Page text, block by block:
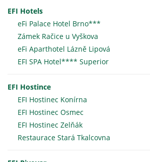
EFI Hotels
eFi Palace Hotel Brno***
Zámek Račice u Vyškova
eFi Aparthotel Lázně Lipová
EFI SPA Hotel**** Superior
EFI Hostince
EFI Hostinec Konírna
EFI Hostinec Osmec
EFI Hostinec Zelňák
Restaurace Stará Tkalcovna